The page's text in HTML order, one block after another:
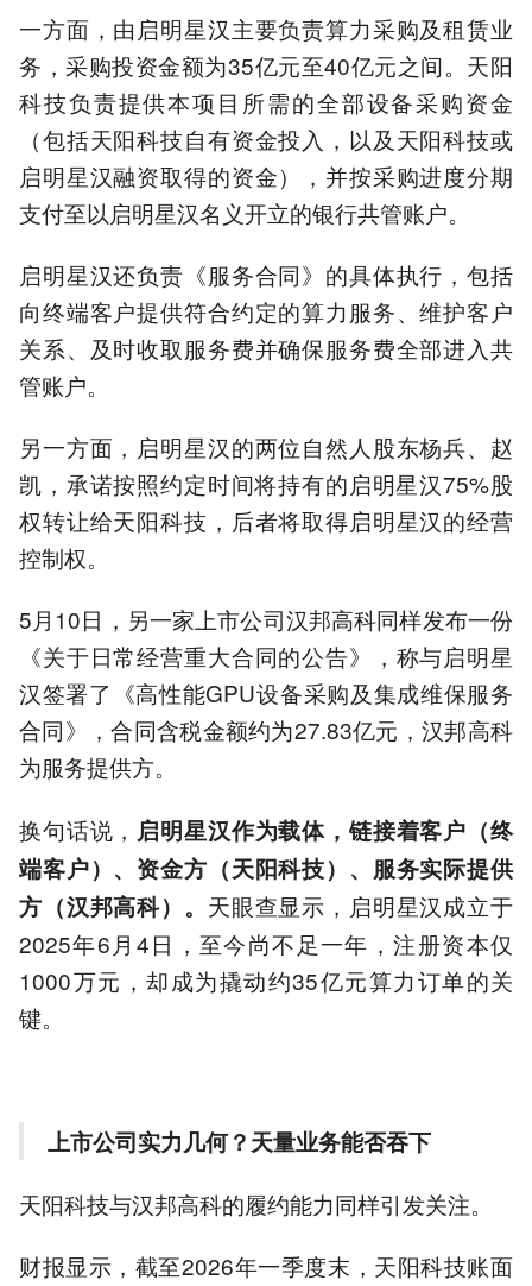
一方面，由启明星汉主要负责算力采购及租赁业
务，采购投资金额为35亿元至40亿元之间。天阳
科技负责提供本项目所需的全部设备采购资金
（包括天阳科技自有资金投入，以及天阳科技或
启明星汉融资取得的资金），并按采购进度分期
支付至以启明星汉名义开立的银行共管账户。
启明星汉还负责《服务合同》的具体执行，包括
向终端客户提供符合约定的算力服务、维护客户
关系、及时收取服务费并确保服务费全部进入共
管账户。
另一方面，启明星汉的两位自然人股东杨兵、赵
凯，承诺按照约定时间将持有的启明星汉75%股
权转让给天阳科技，后者将取得启明星汉的经营
控制权。
5月10日，另一家上市公司汉邦高科同样发布一份
《关于日常经营重大合同的公告》，称与启明星
汉签署了《高性能GPU设备采购及集成维保服务
合同》，合同含税金额约为27.83亿元，汉邦高科
为服务提供方。
换句话说， 启明星汉作为载体，链接着客户（终
端客户）、资金方（天阳科技）、服务实际提供
方（汉邦高科）。 天眼查显示，启明星汉成立于
2025年6月4日，至今尚不足一年，注册资本仅
1000万元，却成为撬动约35亿元算力订单的关
键。
上市公司实力几何？天量业务能否吞下
天阳科技与汉邦高科的履约能力同样引发关注。
财报显示，截至2026年一季度末，天阳科技账面